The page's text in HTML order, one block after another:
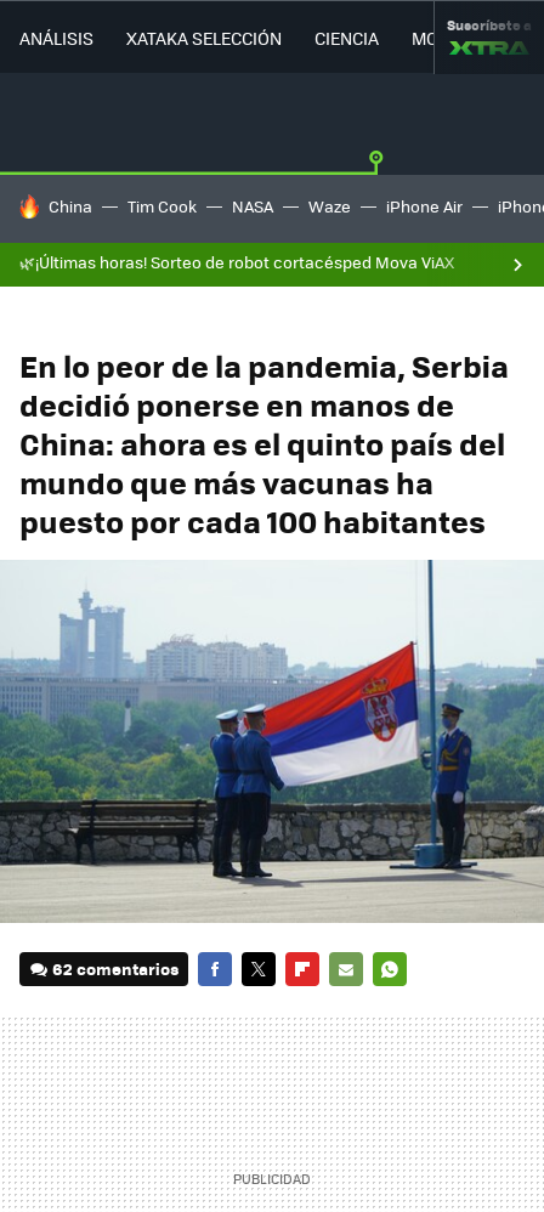
ANÁLISIS XATAKA SELECCIÓN CIENCIA MOVILIDAD
Suscríbete a
HOY SE HABLA DE
China Tim Cook NASA Waze iPhone Air
🌿¡Últimas horas! Sorteo de robot cortacésped Mova ViAX
En lo peor de la pandemia, Serbia
decidió ponerse en manos de
China: ahora es el quinto país del
mundo que más vacunas ha
puesto por cada 100 habitantes
62 comentarios
MAIL